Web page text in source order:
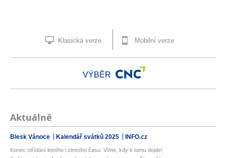
Klasická verze Mobilní verze
VÝBĚR
Aktuálně
Blesk Vánoce Kalendář svátků 2025 INFO.cz
Konec střídání letního i zimního času: Víme, kdy k tomu dojde!